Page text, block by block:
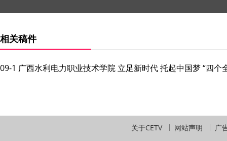
相关稿件
09-1 广西水利电力职业技术学院 立足新时代 托起中国梦 “四个
关于CETV 网站声明 广